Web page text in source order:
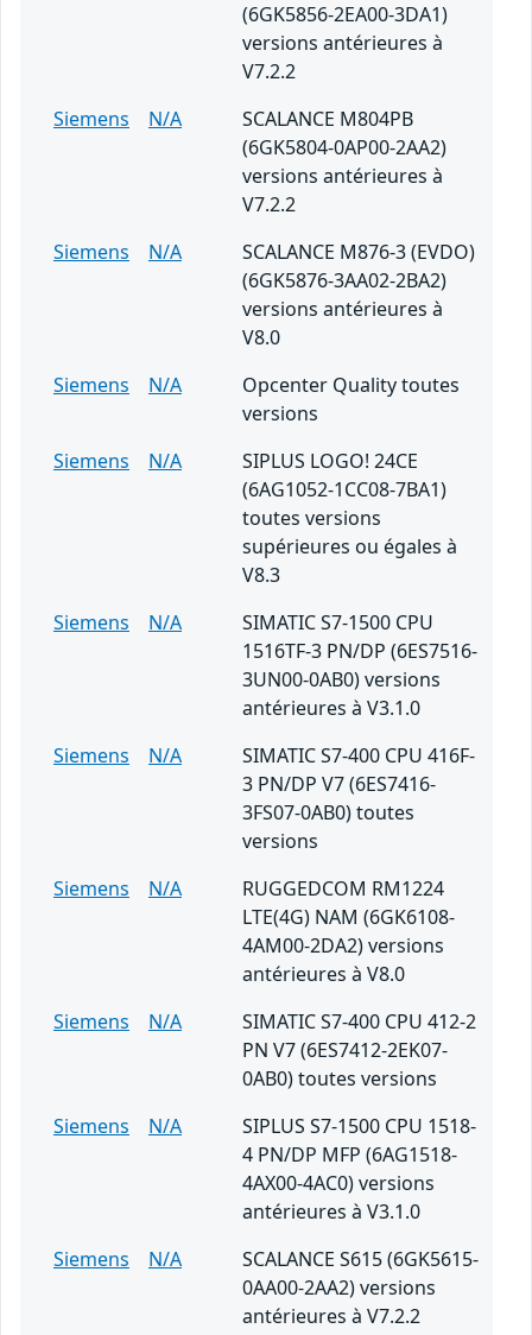
(6GK5856-2EA00-3DA1)
versions antérieures à
V7.2.2
Siemens
N/A
SCALANCE M804PB
(6GK5804-0AP00-2AA2)
versions antérieures à
V7.2.2
Siemens
N/A
SCALANCE M876-3 (EVDO)
(6GK5876-3AA02-2BA2)
versions antérieures à
V8.0
Siemens
N/A
Opcenter Quality toutes
versions
Siemens
N/A
SIPLUS LOGO! 24CE
(6AG1052-1CC08-7BA1)
toutes versions
supérieures ou égales à
V8.3
Siemens
N/A
SIMATIC S7-1500 CPU
1516TF-3 PN/DP (6ES7516-
3UN00-0AB0) versions
antérieures à V3.1.0
Siemens
N/A
SIMATIC S7-400 CPU 416F-
3 PN/DP V7 (6ES7416-
3FS07-0AB0) toutes
versions
Siemens
N/A
RUGGEDCOM RM1224
LTE(4G) NAM (6GK6108-
4AM00-2DA2) versions
antérieures à V8.0
Siemens
N/A
SIMATIC S7-400 CPU 412-2
PN V7 (6ES7412-2EK07-
0AB0) toutes versions
Siemens
N/A
SIPLUS S7-1500 CPU 1518-
4 PN/DP MFP (6AG1518-
4AX00-4AC0) versions
antérieures à V3.1.0
Siemens
N/A
SCALANCE S615 (6GK5615-
0AA00-2AA2) versions
antérieures à V7.2.2